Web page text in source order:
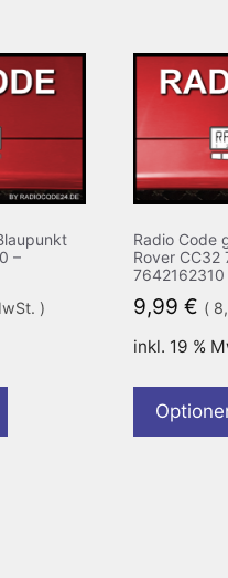
–
)
Radio Code
Rover CC32
7642162310
9,99 € (
inkl. 19 %